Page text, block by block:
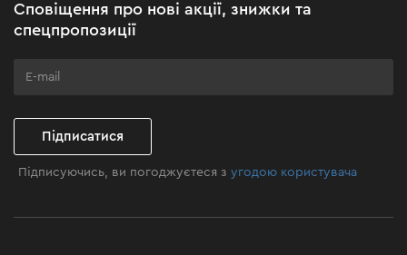
Клуб майстерності
Сповіщення про нові акції, знижки та
спецпропозиції
Підписатися
Підписуючись, ви погоджуєтеся зугодою користувача